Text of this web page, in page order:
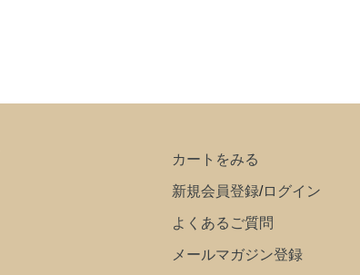
カートをみる
新規会員登録/ログイン
よくあるご質問
メールマガジン登録